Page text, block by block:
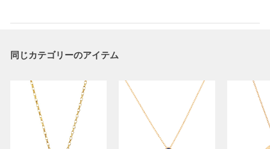
同じカテゴリーのアイテム